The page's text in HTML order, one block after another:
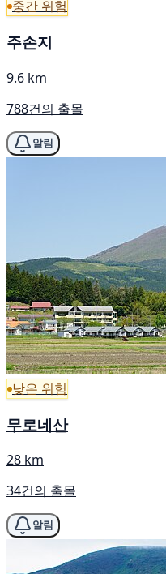
중간 위험
주손지
9.6 km
788건의 출몰
알림
낮은 위험
무로네산
28 km
34건의 출몰
알림